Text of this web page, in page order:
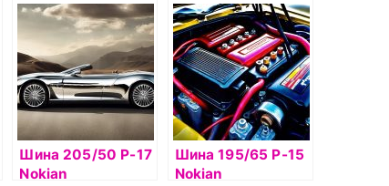
103T б/к шип
107T б/к шип
Шина 205/50 Р-17
Nokian
Шина 195/65 Р-15
Nokian